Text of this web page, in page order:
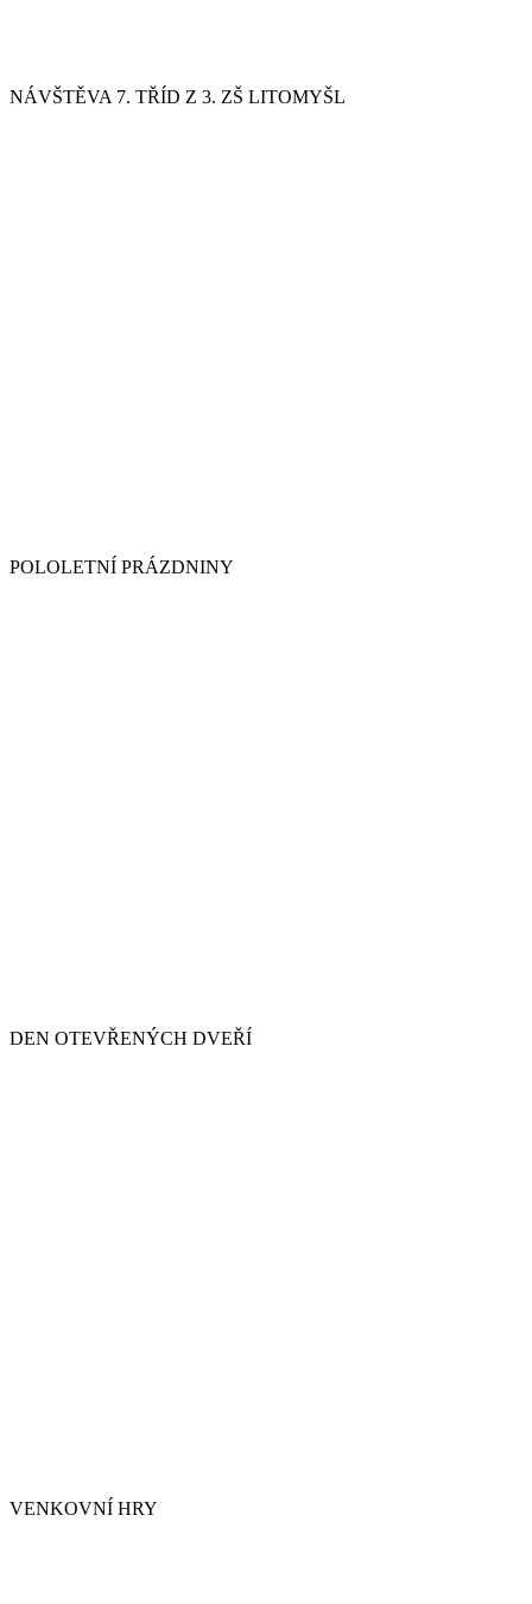
NÁVŠTĚVA 7. TŘÍD Z 3. ZŠ LITOMYŠL
POLOLETNÍ PRÁZDNINY
DEN OTEVŘENÝCH DVEŘÍ
VENKOVNÍ HRY